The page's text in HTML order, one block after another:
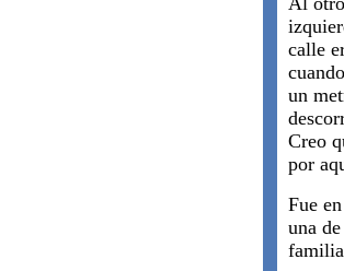
calle
un
Creo
por
Fue
una